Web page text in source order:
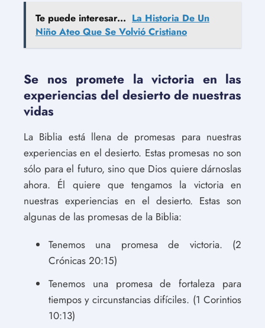
Te puede interesar... La Historia De Un
Niño Ateo Que Se Volvió Cristiano
Se nos promete la victoria en las
experiencias del desierto de nuestras
vidas
La Biblia está llena de promesas para nuestras
experiencias en el desierto. Estas promesas no son
sólo para el futuro, sino que Dios quiere dárnoslas
ahora. Él quiere que tengamos la victoria en
nuestras experiencias en el desierto. Estas son
algunas de las promesas de la Biblia:
Tenemos una promesa de victoria. (2
Crónicas 20:15)
Tenemos una promesa de fortaleza para
tiempos y circunstancias difíciles. (1 Corintios
10:13)